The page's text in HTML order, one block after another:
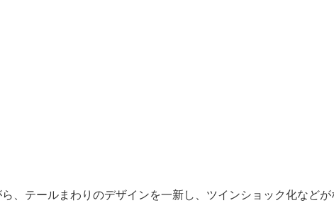
、テールまわりのデザインを一新し、ツインショック化などが